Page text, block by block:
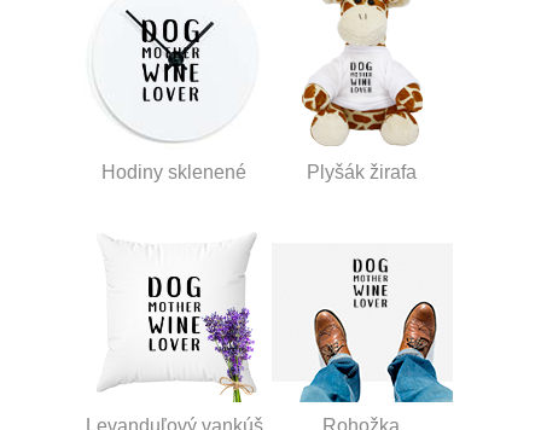
Hodiny sklenené Plyšák žirafa
Levanduľový vankúš Rohožka